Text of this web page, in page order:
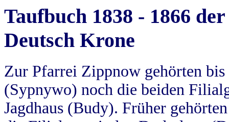
Taufbuch 1838 - 1866
Deutsch Krone
Zur Pfarrei Zippnow gehörten
(Sypnywo) noch die beiden
Jagdhaus (Budy). Früher